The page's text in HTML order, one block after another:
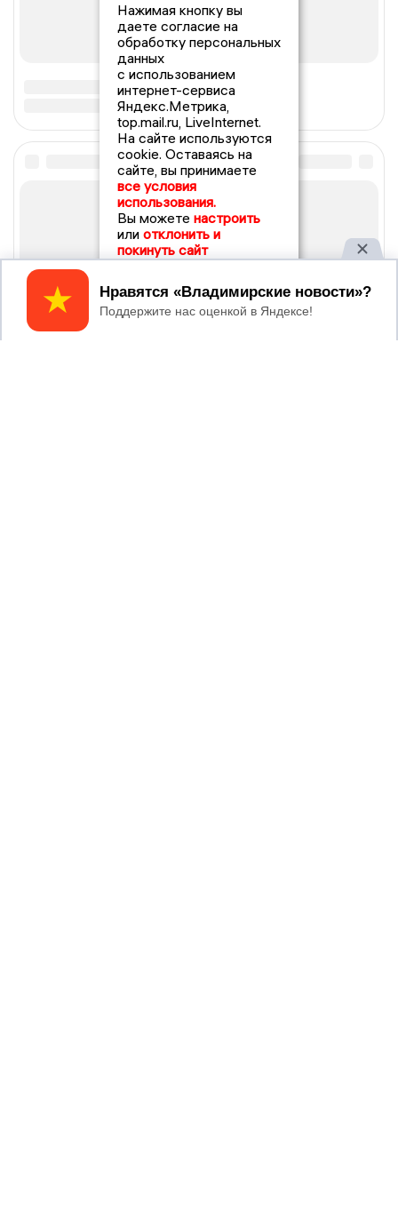
Нажимая кнопку вы
даете согласие на
обработку персональных
данных
с использованием
интернет-сервиса
Яндекс.Метрика,
top.mail.ru, LiveInternet.
На сайте используются
cookie. Оставаясь на
сайте, вы принимаете
все условия
использования.
Вы можете настроить
или отклонить и
покинуть сайт
Принять